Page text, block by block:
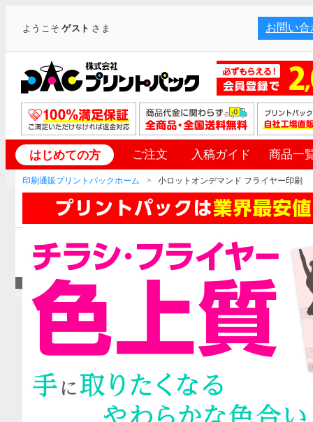
ようこそゲスト さま お問い合
はじめての方 ご注文 入稿ガイド 商品一
印刷通販プリントパックホーム 小ロットオンデマンド フライヤー印刷